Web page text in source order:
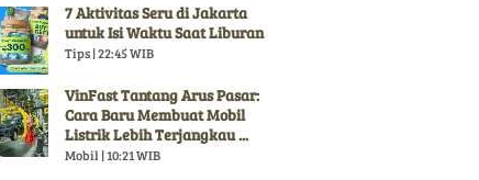
7 Aktivitas Seru di Jakarta
untuk Isi Waktu Saat Liburan
Tips | 22:45 WIB
VinFast Tantang Arus Pasar:
Cara Baru Membuat Mobil
Listrik Lebih Terjangkau ...
Mobil | 10:21 WIB